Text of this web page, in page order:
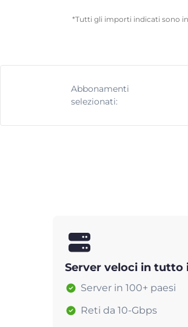
*Tutti gli importi indicati sono
Abbonamenti
selezionati:
Server veloci in tutto
Server in 100+ paesi
Reti da 10-Gbps